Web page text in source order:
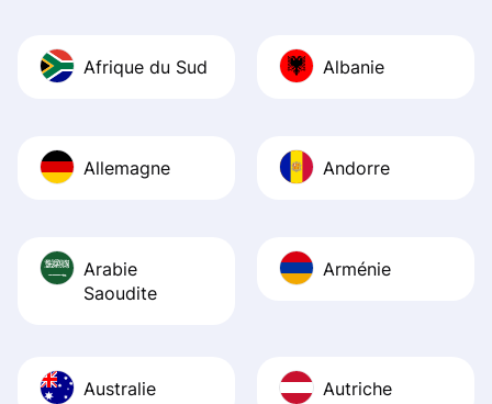
Recommend it!
Afrique du Sud Albanie
Allemagne Andorre
Arabie
Saoudite
Arménie
Australie Autriche